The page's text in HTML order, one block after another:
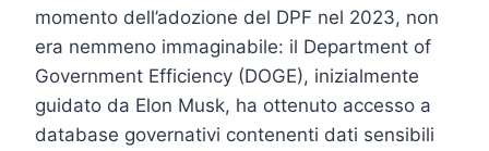
momento dell’adozione del DPF nel 2023, non
era nemmeno immaginabile: il Department of
Government Efficiency (DOGE), inizialmente
guidato da Elon Musk, ha ottenuto accesso a
database governativi contenenti dati sensibili